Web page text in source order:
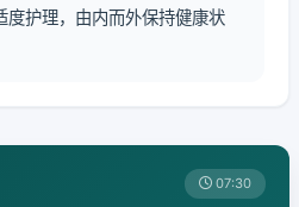
度护理，由内而外保持健康状
07:30